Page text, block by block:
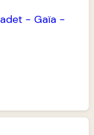
- Gaïa -